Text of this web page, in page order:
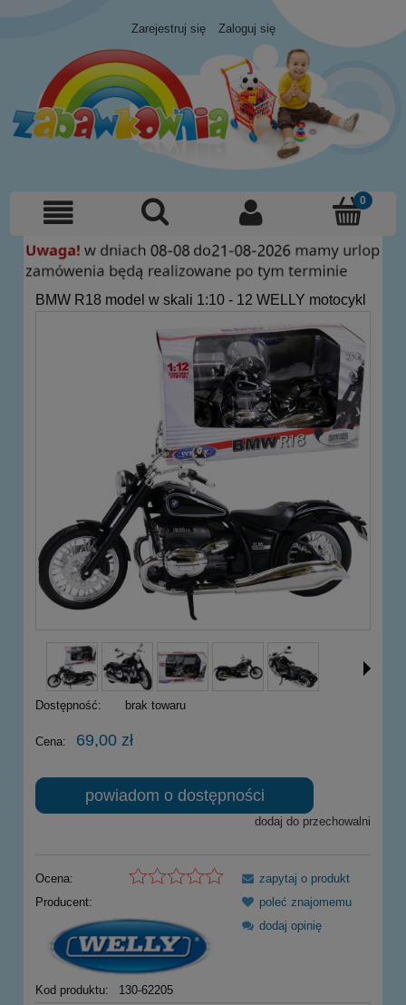
Zarejestruj się Zaloguj się
BMW R18 model w skali 1:10 - 12 WELLY motocykl
Dostępność: brak towaru
Cena: 69,00 zł
powiadom o dostępności
dodaj do przechowalni
Ocena:
Producent:
Kod produktu: 130-62205
zapytaj o produkt
poleć znajomemu
dodaj opinię